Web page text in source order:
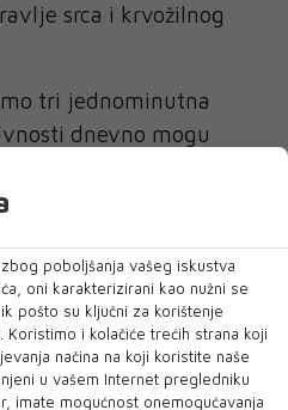
srca i krvožilnog
tri jednominutna
dnevno mogu
čak i kod osoba koje
– bez posebnog
poboljšanja vašeg iskustva
oni karakterizirani kao nužni se
pošto su ključni za korištenje
i kolačiće trećih strana koji
načina na koji koristite naše
u vašem Internet pregledniku
imate mogućnost onemogućavanja